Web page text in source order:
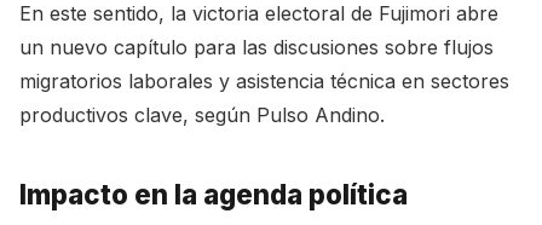
En este sentido, la victoria electoral de Fujimori abre
un nuevo capítulo para las discusiones sobre flujos
migratorios laborales y asistencia técnica en sectores
productivos clave, según Pulso Andino.
Impacto en la agenda política